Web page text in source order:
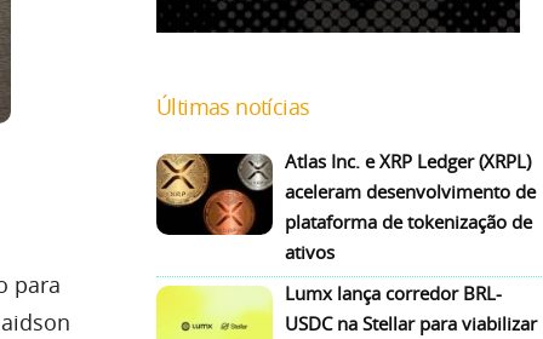
para
Últimas notícias
Atlas Inc. e XRP Ledger (XRPL)
aceleram desenvolvimento de
plataforma de tokenização de
ativos
Lumx lança corredor BRL-
USDC na Stellar para viabilizar